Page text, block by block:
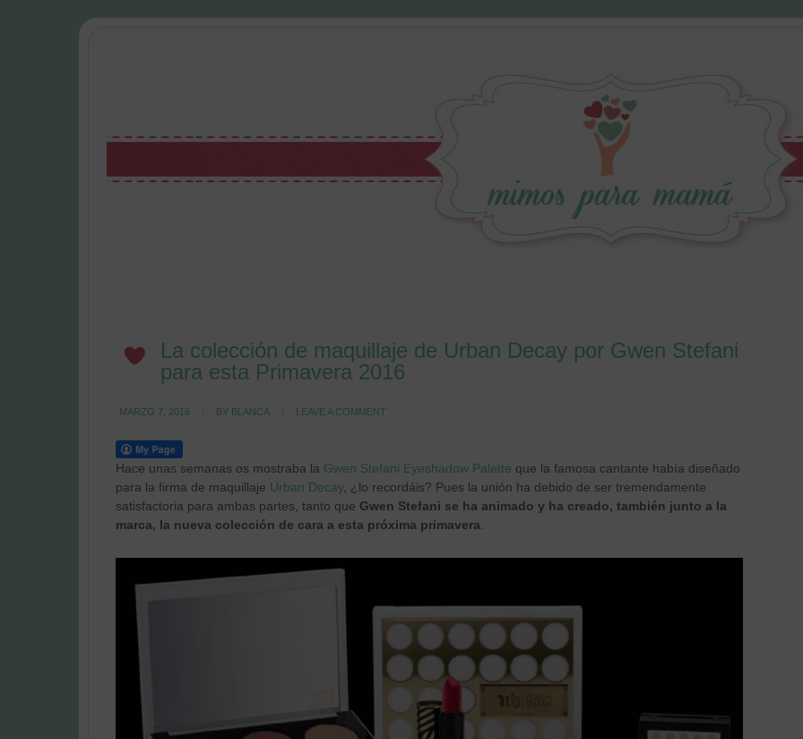
La colección de maquillaje de Urban Decay por Gwen Stefani
para esta Primavera 2016
MARZO 7, 2016 BY BLANCA LEAVE A COMMENT
Hace unas semanas os mostraba la Gwen Stefani Eyeshadow Palette que la famosa cantante había diseñado
para la firma de maquillaje Urban Decay, ¿lo recordáis? Pues la unión ha debido de ser tremendamente
satisfactoria para ambas partes, tanto que Gwen Stefani se ha animado y ha creado, también junto a la
marca, la nueva colección de cara a esta próxima primavera